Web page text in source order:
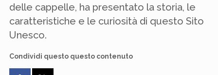
delle cappelle, ha presentato la storia, le
caratteristiche e le curiosità di questo Sito
Unesco.
Condividi questo questo contenuto